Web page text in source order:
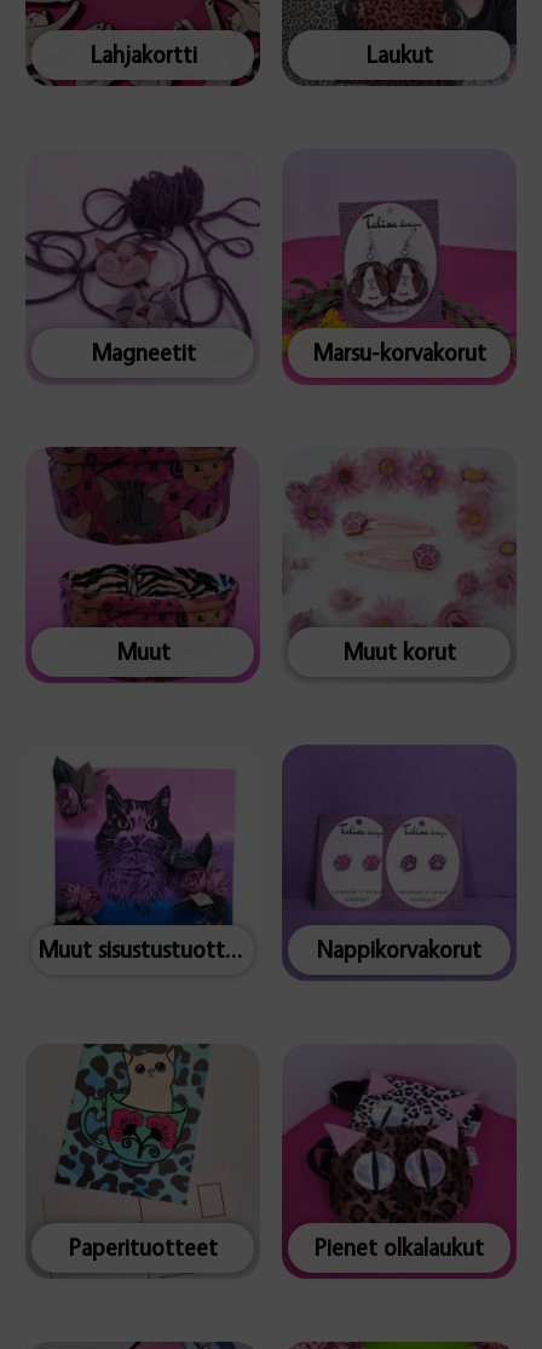
Lahjakortti Laukut
Magneetit Marsu-korvakorut
Muut Muut korut
Muut sisustustuotteet Nappikorvakorut
Paperituotteet Pienet olkalaukut